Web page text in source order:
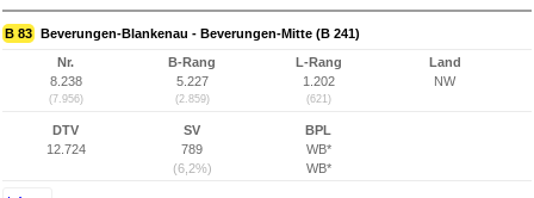
B 83 Beverungen-Blankenau - Beverungen-Mitte (B 241)
Nr.
8.238
(7.956)
B-Rang
5.227
(2.859)
L-Rang
1.202
(621)
Land
NW
DTV
12.724
SV
789
(6,2%)
BPL
WB*
WB*